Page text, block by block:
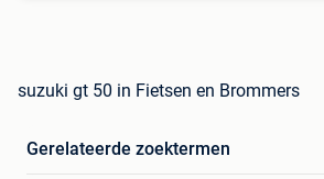
suzuki gt 50 in Fietsen en Brommers
Gerelateerde zoektermen